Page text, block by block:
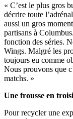
« C’est le plus gros
décrire toute
aussi un gros
partisans à
fonction des séries.
Wings. Malgré les
toujours eu comme
Nous prouvons que
matchs. »
Une frousse en
Pour recycler une